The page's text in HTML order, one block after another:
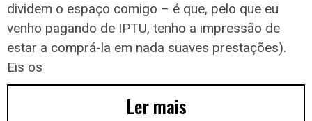
dividem o espaço comigo – é que, pelo que eu
venho pagando de IPTU, tenho a impressão de
estar a comprá-la em nada suaves prestações).
Eis os
Ler mais